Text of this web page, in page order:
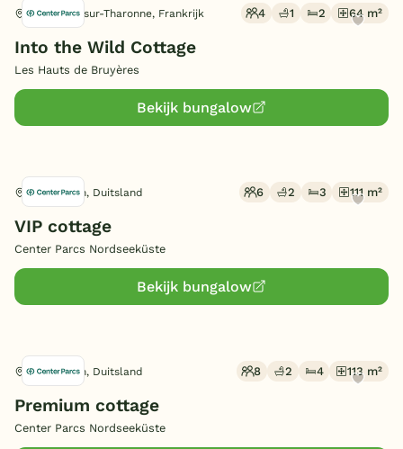
Chaumont-sur-Tharonne, Frankrijk 4 1 2 64 m²
Into the Wild Cottage
Les Hauts de Bruyères
Bekijk bungalow
Butjadingen, Duitsland 6 2 3 111 m²
VIP cottage
Center Parcs Nordseeküste
Bekijk bungalow
Butjadingen, Duitsland 8 2 4 113 m²
Premium cottage
Center Parcs Nordseeküste